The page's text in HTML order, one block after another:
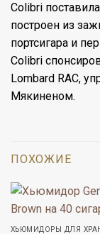
Colibri
построен из
портсигара и
Colibri
Lombard RAC,
Мякиненом.
ПОХОЖИЕ